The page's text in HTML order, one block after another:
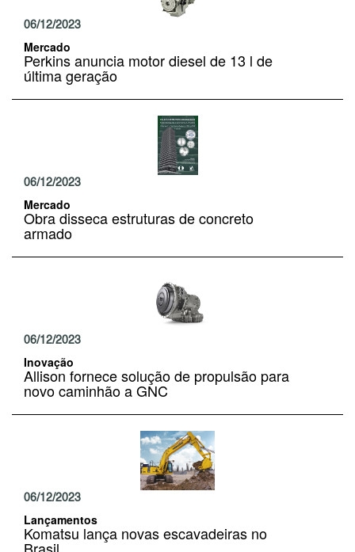
06/12/2023
Mercado
Perkins anuncia motor diesel de 13 l de
última geração
06/12/2023
Mercado
Obra disseca estruturas de concreto
armado
06/12/2023
Inovação
Allison fornece solução de propulsão para
novo caminhão a GNC
06/12/2023
Lançamentos
Komatsu lança novas escavadeiras no
Brasil